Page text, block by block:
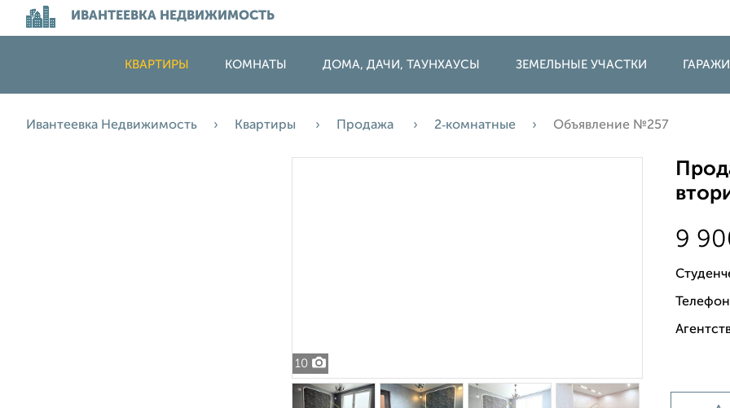
ИВАНТЕЕВКА НЕДВИЖИМОСТЬ
КВАРТИРЫ КОМНАТЫ ДОМА, ДАЧИ, ТАУНХАУСЫ ЗЕМЕЛЬНЫЕ УЧАСТКИ
Ивантеевка Недвижимость Квартиры Продажа 2‑комнатные Объявление №257
10
9